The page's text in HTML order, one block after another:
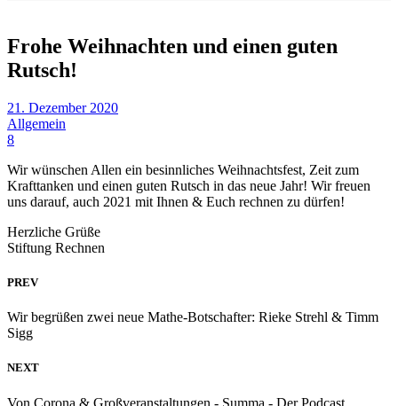
Frohe Weihnachten und einen guten
Rutsch!
21. Dezember 2020
Allgemein
8
Wir wünschen Allen ein besinnliches Weihnachtsfest, Zeit zum
Krafttanken und einen guten Rutsch in das neue Jahr! Wir freuen
uns darauf, auch 2021 mit Ihnen & Euch rechnen zu dürfen!
Herzliche Grüße
Stiftung Rechnen
PREV
Wir begrüßen zwei neue Mathe-Botschafter: Rieke Strehl & Timm
Sigg
NEXT
Von Corona & Großveranstaltungen - Summa - Der Podcast